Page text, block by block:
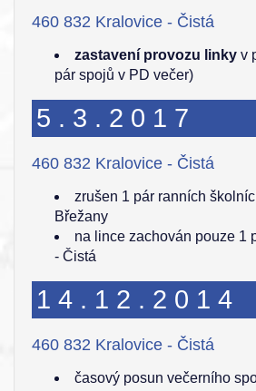
460 832 Kralovice - Čistá
zastavení provozu linky v
pár spojů v PD večer)
5.3.2017
460 832 Kralovice - Čistá
zrušen 1 pár ranních
Břežany
na lince zachován pouze 1
- Čistá
14.12.2014
460 832 Kralovice - Čistá
časový posun večerního